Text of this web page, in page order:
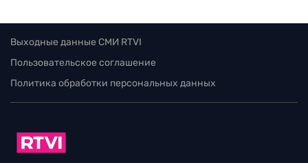
Выходные данные СМИ RTVI
Пользовательское соглашение
Политика обработки персональных данных